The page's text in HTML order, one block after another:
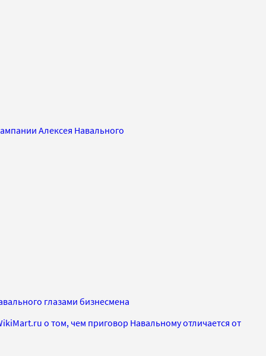
Алексея Навального
глазами бизнесмена
о том, чем приговор Навальному отличается от